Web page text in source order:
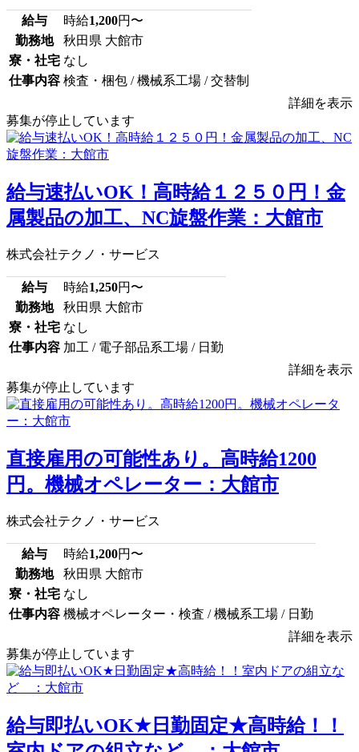
給与 時給1,200円〜
勤務地
秋田県 大館市
寮・社宅 なし
仕事内容 検査・梱包 / 機械系工場 / 交替制
詳細を表示
募集が停止しています
給与速払いOK！高時給１２５０円！金
属製品の加工、NC旋盤作業：大館市
株式会社テクノ・サービス
給与 時給1,250円〜
勤務地
秋田県 大館市
寮・社宅 なし
仕事内容 加工 / 電子部品系工場 / 日勤
詳細を表示
募集が停止しています
直接雇用の可能性あり。高時給1200
円。機械オペレーター：大館市
株式会社テクノ・サービス
給与 時給1,200円〜
勤務地
秋田県 大館市
寮・社宅 なし
仕事内容 機械オペレーター・検査 / 機械系工場 / 日勤
詳細を表示
募集が停止しています
給与即払いOK★日勤固定★高時給！！